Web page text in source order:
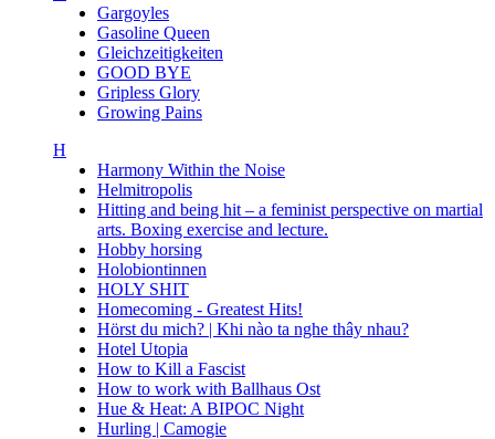
Gargoyles
Gasoline Queen
Gleichzeitigkeiten
GOOD BYE
Gripless Glory
Growing Pains
H
Harmony Within the Noise
Helmitropolis
Hitting and being hit – a feminist perspective on martial
arts. Boxing exercise and lecture.
Hobby horsing
Holobiontinnen
HOLY SHIT
Homecoming - Greatest Hits!
Hörst du mich? | Khi nào ta nghe thây nhau?
Hotel Utopia
How to Kill a Fascist
How to work with Ballhaus Ost
Hue & Heat: A BIPOC Night
Hurling | Camogie